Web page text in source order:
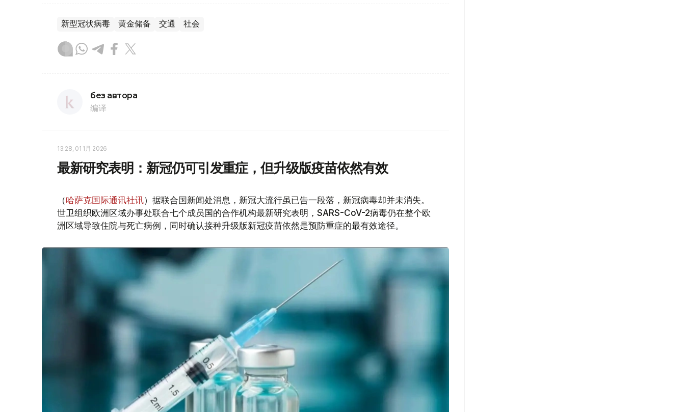
新型冠状病毒 黄金储备 交通 社会
без автора
编译
13:28, 01 1月 2026
最新研究表明：新冠仍可引发重症，但升级版疫苗依然有效
（哈萨克国际通讯社讯）据联合国新闻处消息，新冠大流行虽已告一段落，新冠病毒却并未消失。
世卫组织欧洲区域办事处联合七个成员国的合作机构最新研究表明，SARS-CoV-2病毒仍在整个欧
洲区域导致住院与死亡病例，同时确认接种升级版新冠疫苗依然是预防重症的最有效途径。